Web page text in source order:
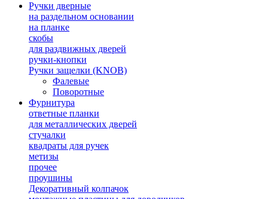
Ручки дверные
на раздельном основании
на планке
скобы
для раздвижных дверей
ручки-кнопки
Ручки защелки (KNOB)
Фалевые
Поворотные
Фурнитура
ответные планки
для металлических дверей
стучалки
квадраты для ручек
метизы
прочее
проушины
Декоративный колпачок